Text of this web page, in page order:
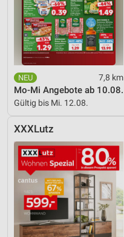
7,8 km
Mo-Mi Angebote ab 10.08.
Gültig bis Mi. 12.08.
XXXLutz